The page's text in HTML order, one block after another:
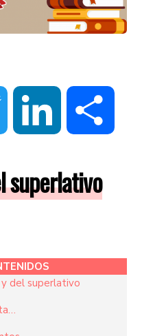
Twitter LinkedIn
superlativo
del superlativo